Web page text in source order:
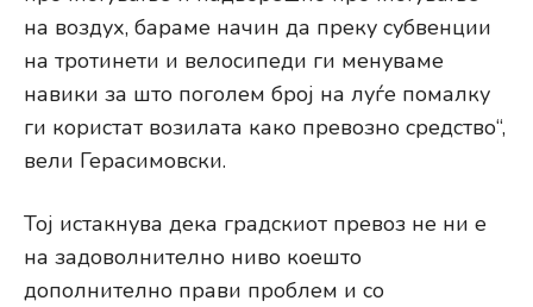
на воздух, бараме начин да преку субвенции
на тротинети и велосипеди ги менуваме
навики за што поголем број на луѓе помалку
ги користат возилата како превозно средство“,
вели Герасимовски.
Тој истакнува дека градскиот превоз не ни е
на задоволнително ниво коешто
дополнително прави проблем и со